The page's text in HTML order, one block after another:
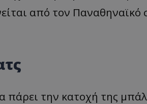
από τον
την κατοχή της